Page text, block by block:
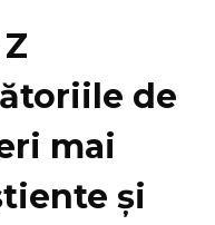
de
mai
și